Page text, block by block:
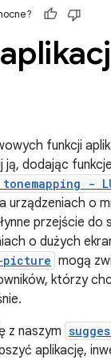
funkcji
ją, dodając
tonemapping -
urządzeniach o
przejście
o dużych
mogą
którzy
z naszym
aplikację,